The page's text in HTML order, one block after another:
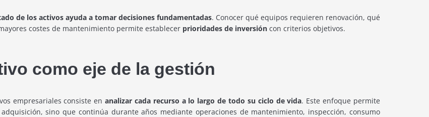
de los activos ayuda a tomar decisiones fundamentadas. Conocer qué equipos requieren renovación, qué
costes de mantenimiento permite establecer prioridades de inversión con criterios objetivos.
como eje de la gestión
empresariales consiste en analizar cada recurso a lo largo de todo su ciclo de vida. Este enfoque permite
sino que continúa durante años mediante operaciones de mantenimiento, inspección, consumo